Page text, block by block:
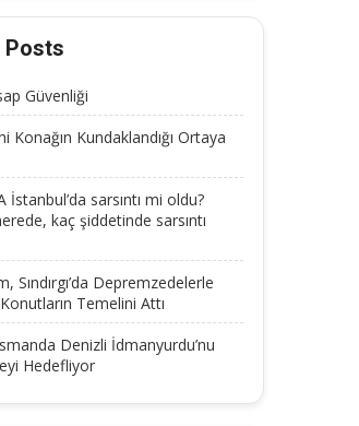
Posts
Güvenliği
Konağın Kundaklandığı Ortaya
İstanbul’da sarsıntı mi oldu?
kaç şiddetinde sarsıntı
Sındırgı’da Depremzedelerle
Temelini Attı
Denizli İdmanyurdu’nu
Hedefliyor